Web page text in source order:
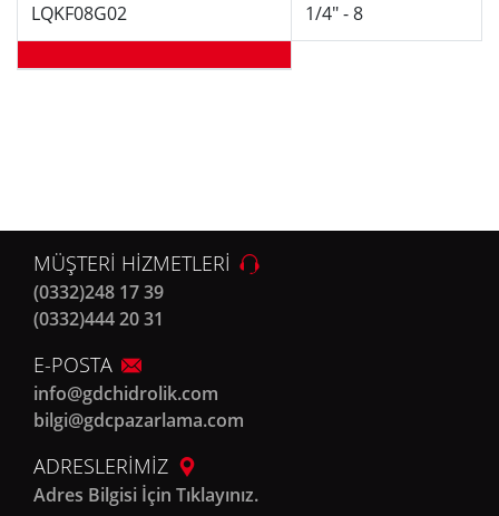
LQKF08G02 1/4" - 8
MÜŞTERİ HİZMETLERİ
(0332)248 17 39
(0332)444 20 31
E-POSTA
info@gdchidrolik.com
bilgi@gdcpazarlama.com
ADRESLERİMİZ
Adres Bilgisi İçin Tıklayınız.